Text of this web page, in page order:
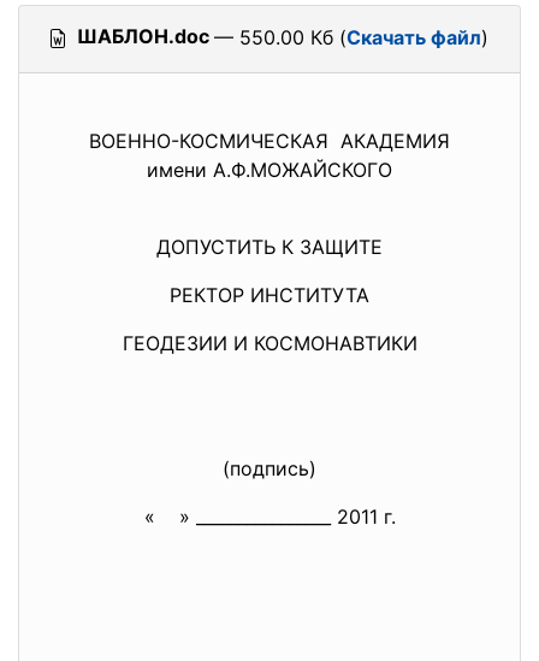
ШАБЛОН.doc — 550.00 Кб (Скачать файл)
ВОЕННО-КОСМИЧЕСКАЯ АКАДЕМИЯ
имени А.Ф.МОЖАЙСКОГО
ДОПУСТИТЬ К ЗАЩИТЕ
РЕКТОР ИНСТИТУТА
ГЕОДЕЗИИ И КОСМОНАВТИКИ
(подпись)
« » ________________ 2011 г.